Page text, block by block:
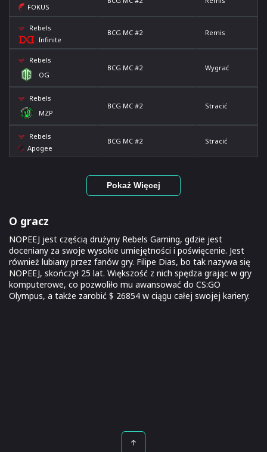
FOKUS
Rebels
Infinite
BCG MC #2 Remis
Rebels
OG
BCG MC #2 Wygrać
Rebels
MZP
BCG MC #2 Stracić
Rebels
Apogee
BCG MC #2 Stracić
Pokaż Więcej
O gracz
NOPEEJ jest częścią drużyny Rebels Gaming, gdzie jest
doceniany za swoje wysokie umiejętności i poświęcenie. Jest
również lubiany przez fanów gry. Filipe Dias, bo tak nazywa się
NOPEEJ, skończył 25 lat. Większość z nich spędza grając w gry
komputerowe, co pozwoliło mu awansować do CS:GO
Olympus, a także zarobić $ 26854 w ciągu całej swojej kariery.